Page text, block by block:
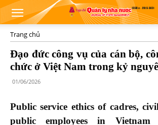
Trang chủ
Đạo đức công vụ của cán bộ,
chức ở Việt Nam trong kỷ
01/06/2026
Public service ethics of cadres,
public employees in